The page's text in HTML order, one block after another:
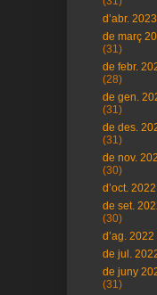
d’abr. 2023
de març
(31)
de febr.
(28)
de gen.
(31)
de des.
(31)
de nov.
(30)
d’oct. 2022
de set.
(30)
d’ag. 2022
de jul.
de juny
(31)